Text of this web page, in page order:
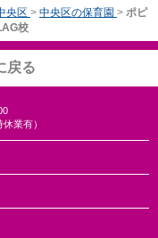
央区 > 中央区の保育園 > ポピ
校
戻る
業有）